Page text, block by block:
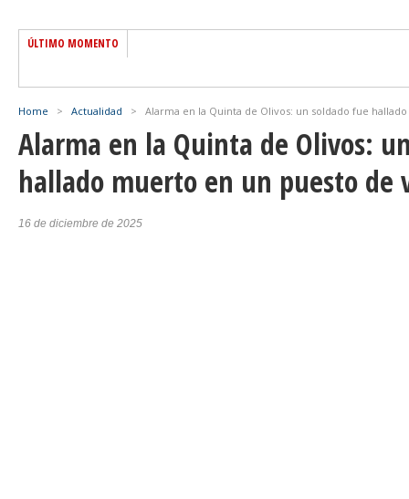
ÚLTIMO MOMENTO
Home > Actualidad > Alarma en la Quinta de Olivos: un soldado fue
Alarma en la Quinta de Olivos:
hallado muerto en un puesto de
16 de diciembre de 2025